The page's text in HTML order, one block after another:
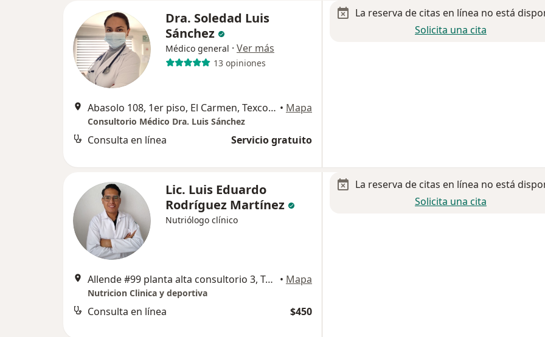
Dra. Soledad Luis
Sánchez
Médico general · Ver más
13 opiniones
Abasolo 108, 1er piso, El Carmen, Texcoco • Mapa
Consultorio Médico Dra. Luis Sánchez
Consulta en línea Servicio gratuito
La reserva de citas en línea no está
Solicita una cita
Lic. Luis Eduardo
Rodríguez Martínez
Nutriólogo clínico
Allende #99 planta alta consultorio 3, Texcoco • Mapa
Nutricion Clinica y deportiva
Consulta en línea $450
La reserva de citas en línea no está
Solicita una cita